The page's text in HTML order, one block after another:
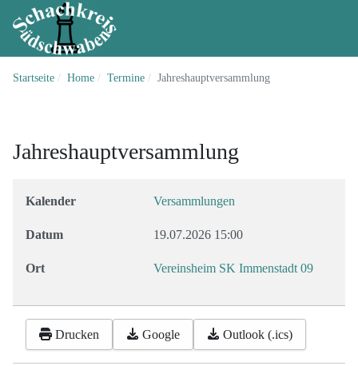
Startseite Home Termine Jahreshauptversammlung
Jahreshauptversammlung
Kalender Versammlungen
Datum 19.07.2026 15:00
Ort Vereinsheim SK Immenstadt 09
Drucken Google Outlook (.ics)